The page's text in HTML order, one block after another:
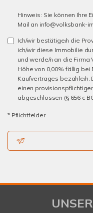
Hinweis: Sie können Ihre
Mail an info@volksbank-
Ich/wir bestätige/n die
ich/wir diese Immobilie
und werde/n an die Firma
Höhe von 0,00% fällig
Kaufvertrages bezahle/n.
einen
abgeschlossen (§ 656 c
* Pflichtfelder